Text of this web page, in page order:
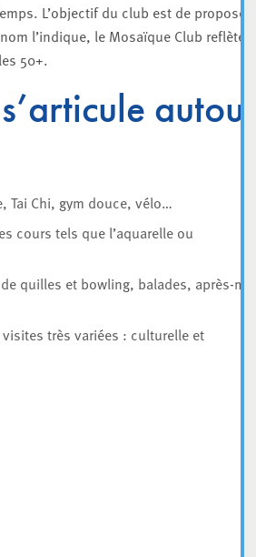
L’objectif du club est de proposer
l’indique, le Mosaïque Club reflète la
50+.
autour
Tai Chi, gym douce, vélo…
cours tels que l’aquarelle ou
quilles et bowling, balades, après-
très variées : culturelle et